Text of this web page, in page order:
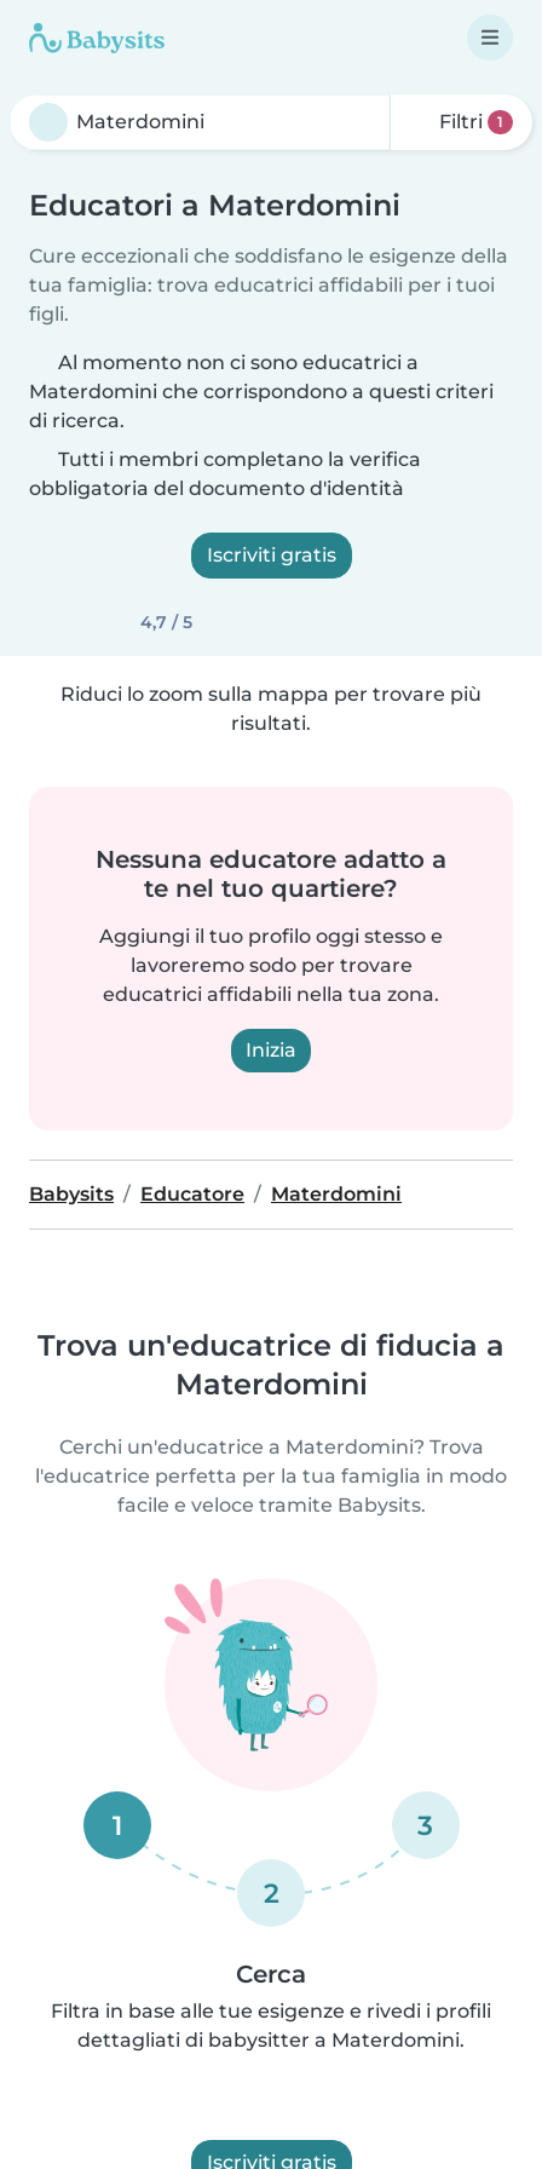
Filtri 1
Educatori a Materdomini
Cure eccezionali che soddisfano le esigenze della
tua famiglia: trova educatrici affidabili per i tuoi
figli.
Al momento non ci sono educatrici a
Materdomini che corrispondono a questi criteri
di ricerca.
Tutti i membri completano la verifica
obbligatoria del documento d'identità
Iscriviti gratis
4,7 / 5
Riduci lo zoom sulla mappa per trovare più
risultati.
Nessuna educatore adatto a
te nel tuo quartiere?
Aggiungi il tuo profilo oggi stesso e
lavoreremo sodo per trovare
educatrici affidabili nella tua zona.
Inizia
Babysits Educatore Materdomini
Trova un'educatrice di fiducia a
Materdomini
Cerchi un'educatrice a Materdomini? Trova
l'educatrice perfetta per la tua famiglia in modo
facile e veloce tramite Babysits.
1
2
3
Cerca
Filtra in base alle tue esigenze e rivedi i profili
dettagliati di babysitter a Materdomini.
Iscriviti gratis